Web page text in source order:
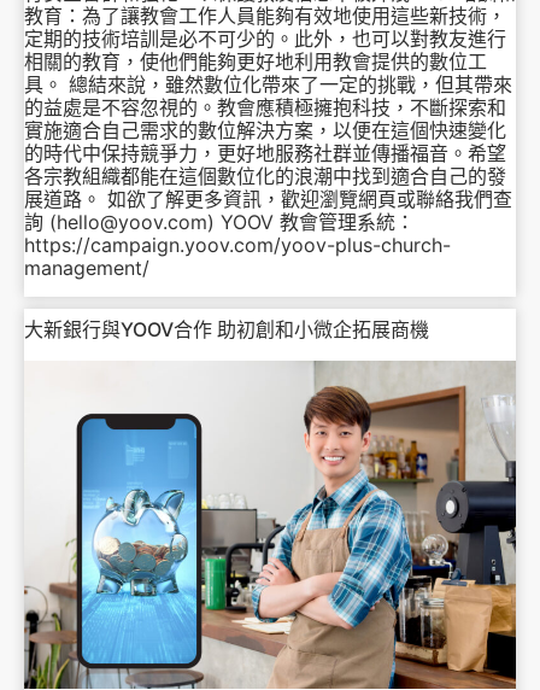
教育：為了讓教會工作人員能夠有效地使用這些新技術，
定期的技術培訓是必不可少的。此外，也可以對教友進行
相關的教育，使他們能夠更好地利用教會提供的數位工
具。 總結來說，雖然數位化帶來了一定的挑戰，但其帶來
的益處是不容忽視的。教會應積極擁抱科技，不斷探索和
實施適合自己需求的數位解決方案，以便在這個快速變化
的時代中保持競爭力，更好地服務社群並傳播福音。希望
各宗教組織都能在這個數位化的浪潮中找到適合自己的發
展道路。 如欲了解更多資訊，歡迎瀏覽網頁或聯絡我們查
詢 (hello@yoov.com) YOOV 教會管理系統：
https://campaign.yoov.com/yoov-plus-church-
management/
大新銀行與YOOV合作 助初創和小微企拓展商機